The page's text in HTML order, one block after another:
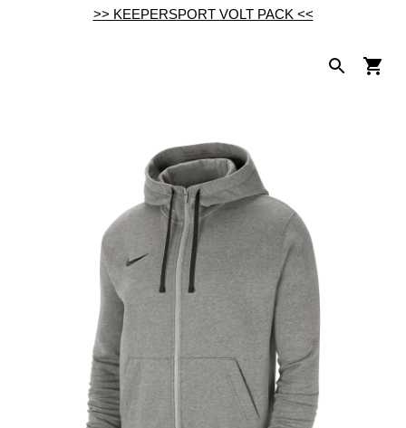
>> KEEPERSPORT VOLT PACK <<